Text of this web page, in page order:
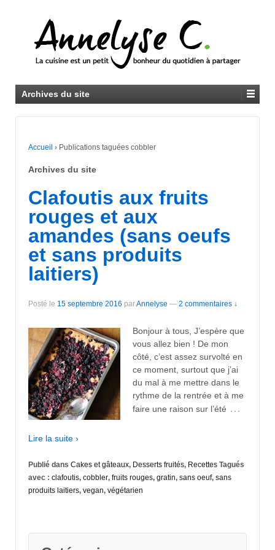
Archives du site
Accueil › Publications taguées cobbler
Archives du site
Clafoutis aux fruits
rouges et aux
amandes (sans oeufs
et sans produits
laitiers)
Posté le 15 septembre 2016 parAnnelyse — 2 commentaires ↓
Bonjour à tous, J’espère que
vous allez bien ! De mon
côté, c’est assez survolté en
ce moment, surtout que j’ai
du mal à me mettre dans le
rythme de la rentrée et à me
faire une raison sur l’été …
Lire la suite ›
Publié dans Cakes et gâteaux, Desserts fruités, Recettes Tagués
avec : clafoutis, cobbler, fruits rouges, gratin, sans oeuf, sans
produits laitiers, vegan, végétarien